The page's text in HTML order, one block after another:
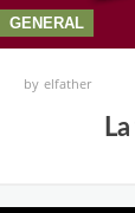
GENERAL
byelfather